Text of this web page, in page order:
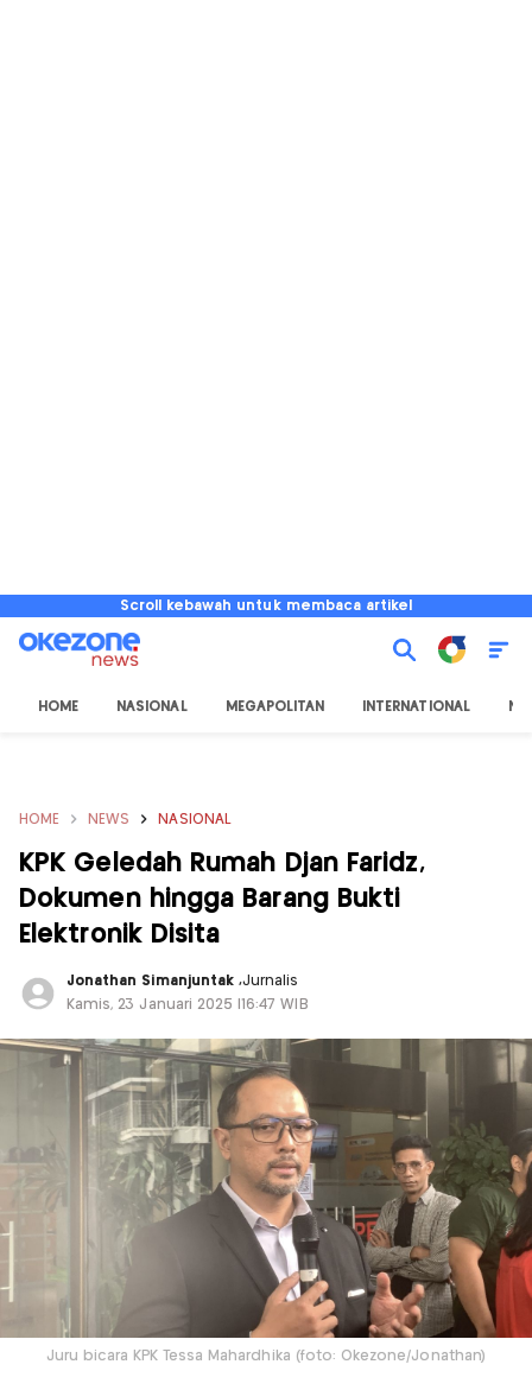
Scroll kebawah untuk membaca artikel
HOME NASIONAL MEGAPOLITAN INTERNATIONAL
HOME NEWS NASIONAL
KPK Geledah Rumah Djan Faridz,
Dokumen hingga Barang Bukti
Elektronik Disita
Jonathan Simanjuntak,Jurnalis
Kamis, 23 Januari 2025 |16:47 WIB
Juru bicara KPK Tessa Mahardhika (foto: Okezone/Jonathan)